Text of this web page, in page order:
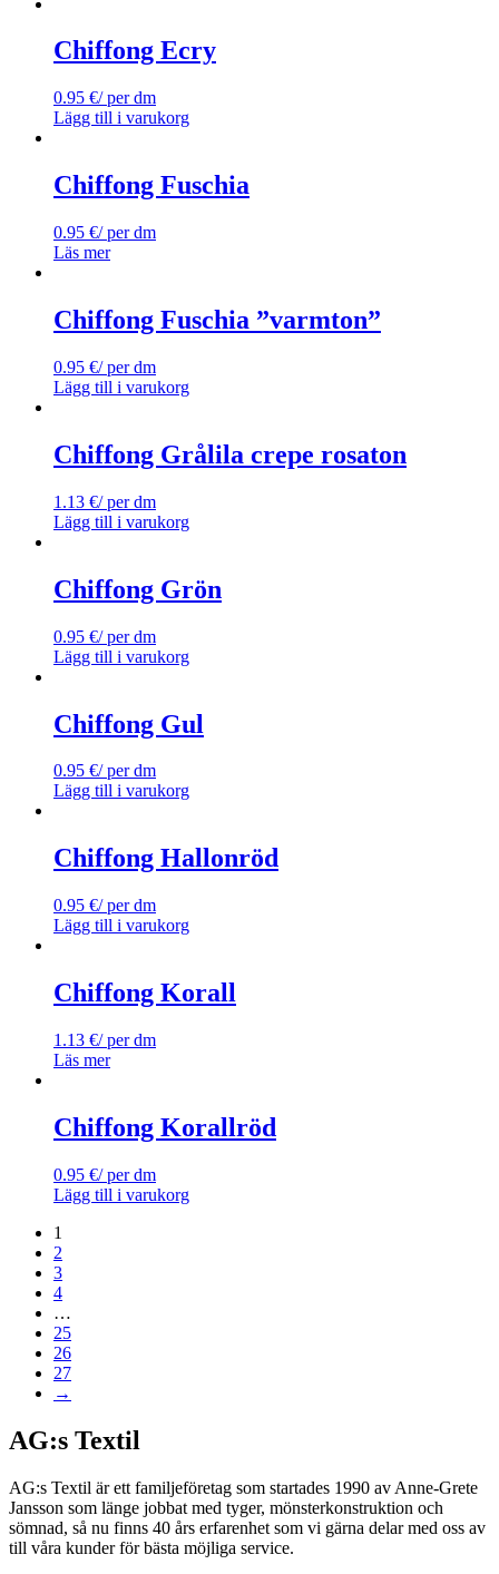
Chiffong Ecry
0.95 €/ per dm
Lägg till i varukorg
Chiffong Fuschia
0.95 €/ per dm
Läs mer
Chiffong Fuschia ”varmton”
0.95 €/ per dm
Lägg till i varukorg
Chiffong Grålila crepe rosaton
1.13 €/ per dm
Lägg till i varukorg
Chiffong Grön
0.95 €/ per dm
Lägg till i varukorg
Chiffong Gul
0.95 €/ per dm
Lägg till i varukorg
Chiffong Hallonröd
0.95 €/ per dm
Lägg till i varukorg
Chiffong Korall
1.13 €/ per dm
Läs mer
Chiffong Korallröd
0.95 €/ per dm
Lägg till i varukorg
1
2
3
4
…
25
26
27
→
AG:s Textil
AG:s Textil är ett familjeföretag som startades 1990 av Anne-Grete
Jansson som länge jobbat med tyger, mönsterkonstruktion och
sömnad, så nu finns 40 års erfarenhet som vi gärna delar med oss av
till våra kunder för bästa möjliga service.